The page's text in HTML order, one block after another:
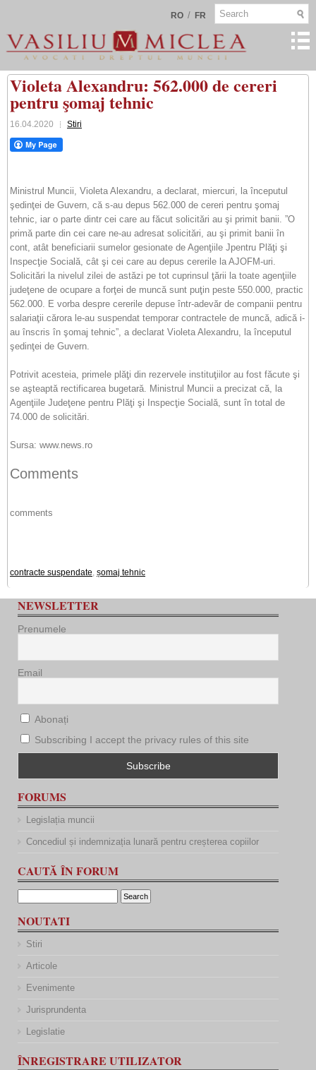
RO / FR
Violeta Alexandru: 562.000 de cereri
pentru şomaj tehnic
16.04.2020 Stiri
Ministrul Muncii, Violeta Alexandru, a declarat, miercuri, la începutul
şedinţei de Guvern, că s-au depus 562.000 de cereri pentru şomaj
tehnic, iar o parte dintr cei care au făcut solicitări au şi primit banii. ”O
primă parte din cei care ne-au adresat solicitări, au şi primit banii în
cont, atât beneficiarii sumelor gesionate de Agenţiile Jpentru Plăţi şi
Inspecţie Socială, cât şi cei care au depus cererile la AJOFM-uri.
Solicitări la nivelul zilei de astăzi pe tot cuprinsul ţării la toate agenţiile
judeţene de ocupare a forţei de muncă sunt puţin peste 550.000, practic
562.000. E vorba despre cererile depuse într-adevăr de companii pentru
salariaţii cărora le-au suspendat temporar contractele de muncă, adică i-
au înscris în şomaj tehnic”, a declarat Violeta Alexandru, la începutul
şedinţei de Guvern.
Potrivit acesteia, primele plăţi din rezervele instituţiilor au fost făcute şi
se aşteaptă rectificarea bugetară. Ministrul Muncii a precizat că, la
Agenţiile Judeţene pentru Plăţi şi Inspecţie Socială, sunt în total de
74.000 de solicitări.
Sursa: www.news.ro
Comments
comments
contracte suspendate, șomaj tehnic
NEWSLETTER
Prenumele
Email
Abonați
Subscribing I accept the privacy rules of this site
FORUMS
Legislația muncii
Concediul și indemnizația lunară pentru creșterea copiilor
CAUTĂ ÎN FORUM
NOUTATI
Stiri
Articole
Evenimente
Jurisprundenta
Legislatie
ÎNREGISTRARE UTILIZATOR